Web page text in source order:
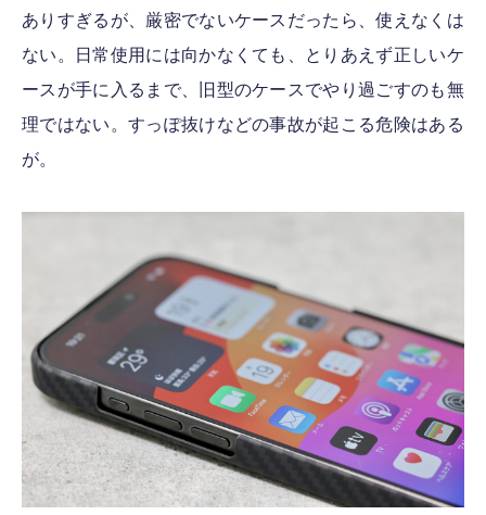
ありすぎるが、厳密でないケースだったら、使えなくは
ない。日常使用には向かなくても、とりあえず正しいケ
ースが手に入るまで、旧型のケースでやり過ごすのも無
理ではない。すっぽ抜けなどの事故が起こる危険はある
が。